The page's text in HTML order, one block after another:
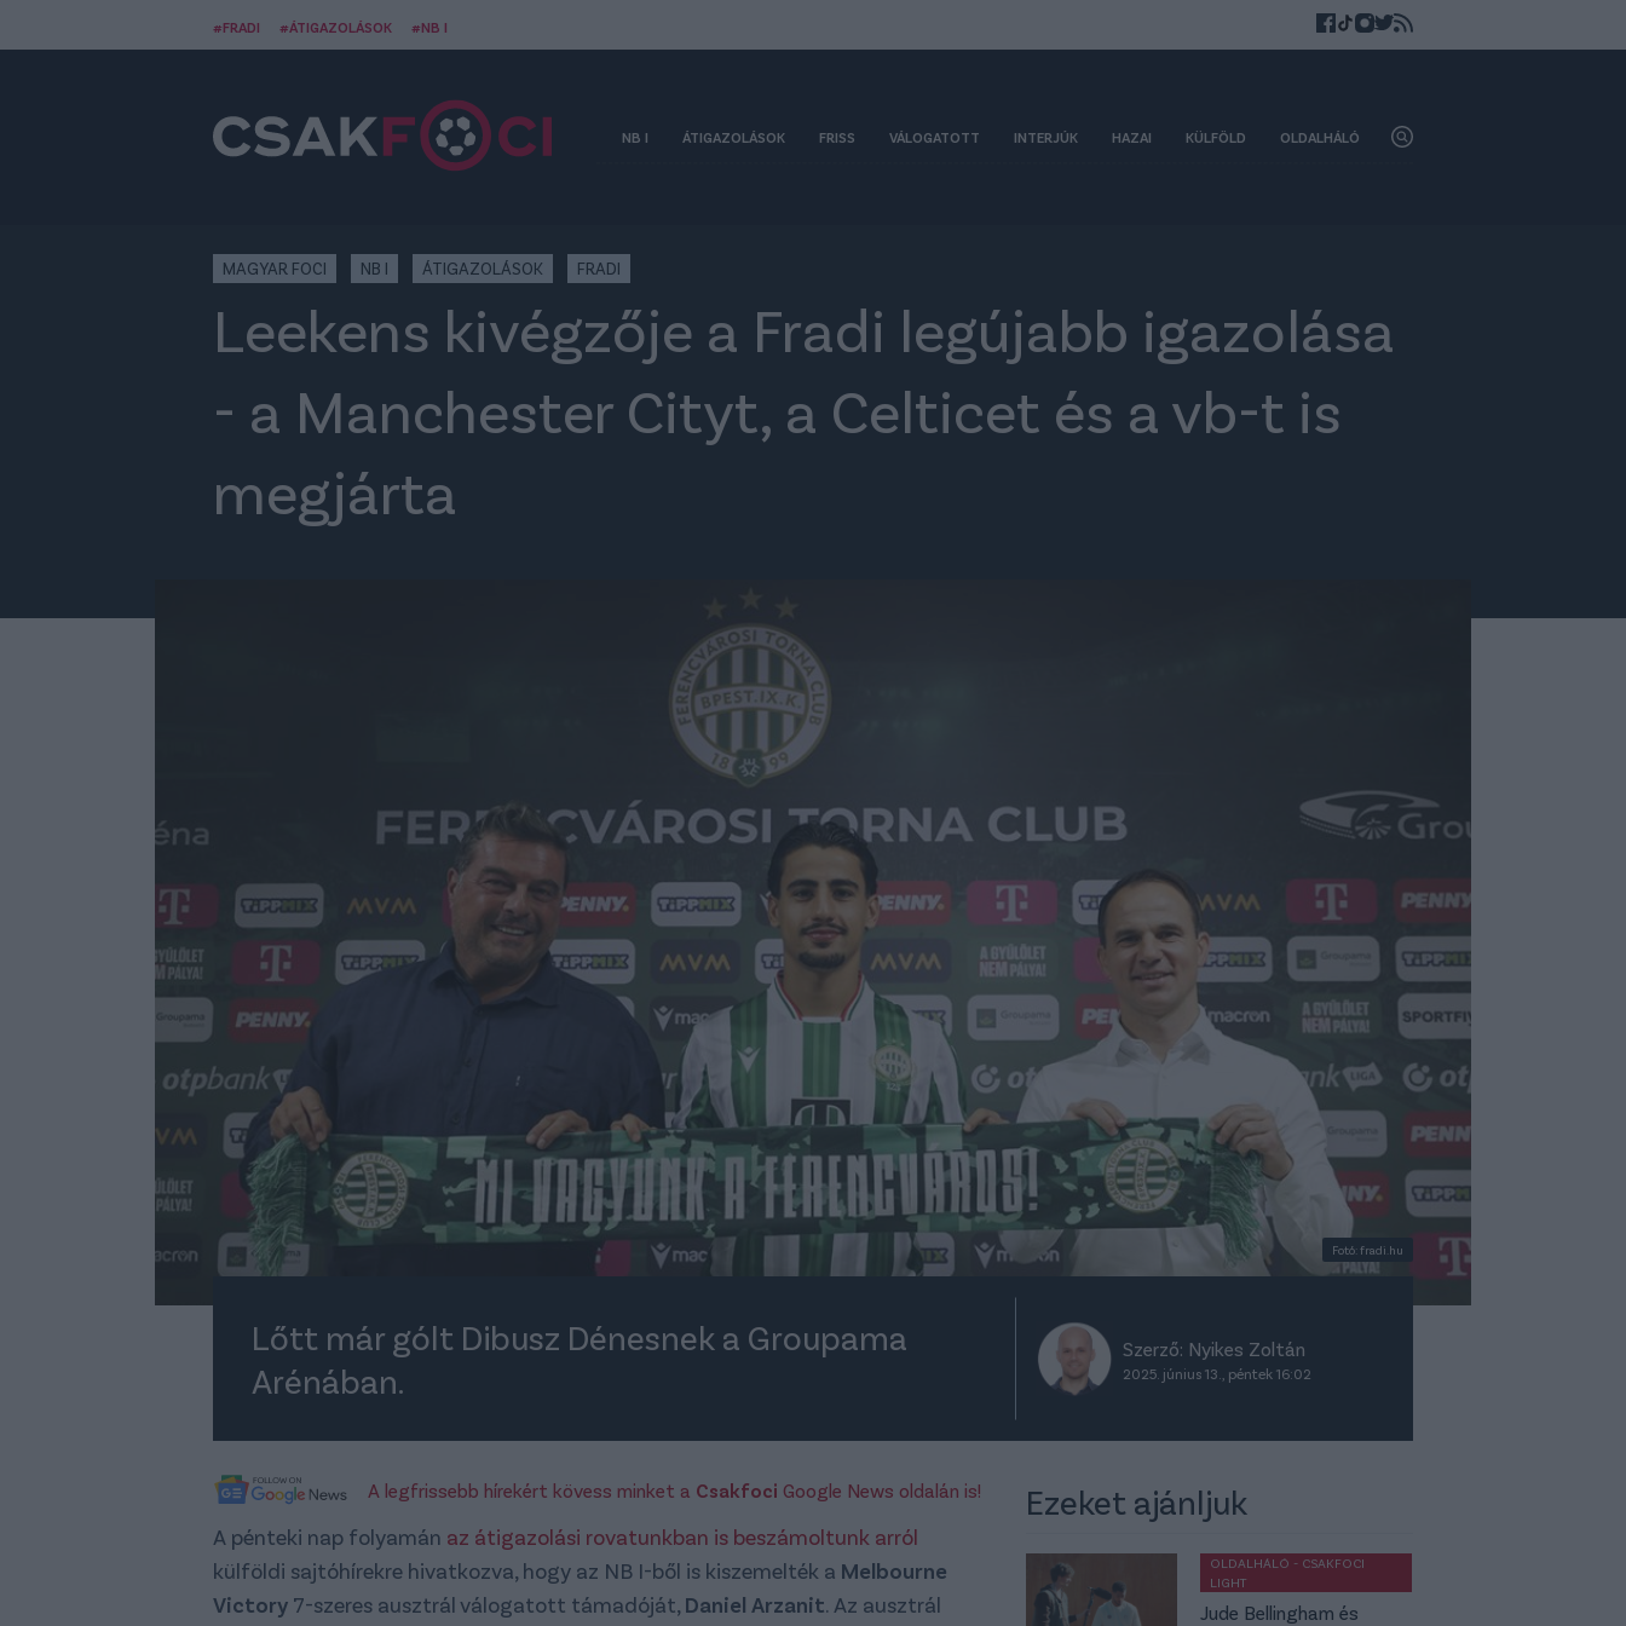
#FRADI #ÁTIGAZOLÁSOK #NB I
NB I ÁTIGAZOLÁSOK FRISS VÁLOGATOTT INTERJÚK HAZAI KÜLFÖLD OLDALHÁLÓ
MAGYAR FOCI NB I ÁTIGAZOLÁSOK FRADI
Leekens kivégzője a Fradi legújabb igazolása
- a Manchester Cityt, a Celticet és a vb-t is
megjárta
Fotó: fradi.hu
Lőtt már gólt Dibusz Dénesnek a Groupama
Arénában.
Szerző: Nyikes Zoltán
2025. június 13., péntek 16:02
A legfrissebb hírekért kövess minket a Csakfoci Google News oldalán is!
A pénteki nap folyamán az átigazolási rovatunkban is beszámoltunk arról
külföldi sajtóhírekre hivatkozva, hogy az NB I-ből is kiszemelték a Melbourne
Victory 7-szeres ausztrál válogatott támadóját, Daniel Arzanit. Az ausztrál
Ezeket ajánljuk
OLDALHÁLÓ - CSAKFOCI
LIGHT
Jude Bellingham és